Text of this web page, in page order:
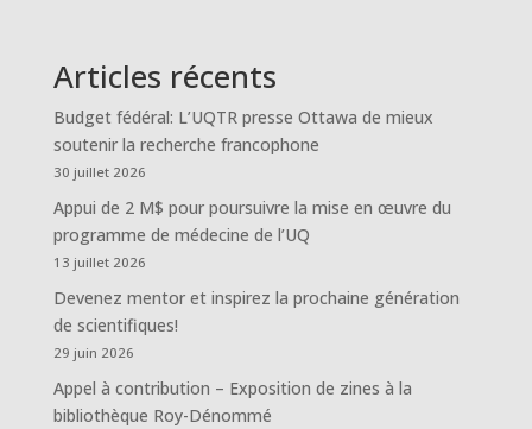
Articles récents
Budget fédéral: L’UQTR presse Ottawa de mieux
soutenir la recherche francophone
30 juillet 2026
Appui de 2 M$ pour poursuivre la mise en œuvre du
programme de médecine de l’UQ
13 juillet 2026
Devenez mentor et inspirez la prochaine génération
de scientifiques!
29 juin 2026
Appel à contribution – Exposition de zines à la
bibliothèque Roy-Dénommé